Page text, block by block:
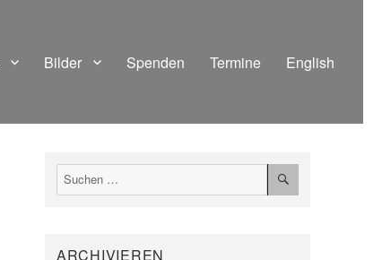
Bilder Spenden Termine English
Suchen
nach:
ARCHIVIEREN